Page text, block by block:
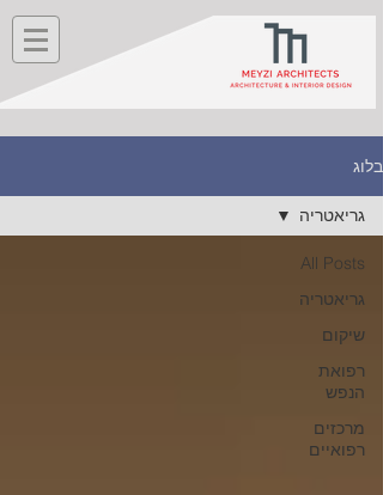
בלוג
All Posts
גריאטריה
שיקום
רפואת
הנפש
מרכזים
רפואיים
גריאטריה